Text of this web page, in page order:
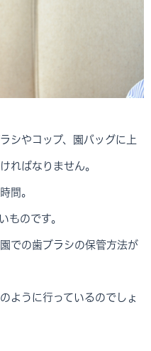
シやコップ、園バッグに上
ればなりません。
間。
ものです。
での歯ブラシの保管方法が
ように行っているのでしょ